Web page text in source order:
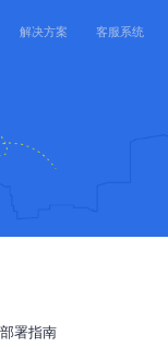
解决方案 客服系统
署指南